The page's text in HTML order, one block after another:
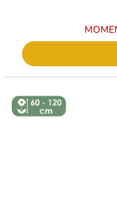
↕️ VÝŠKA 60
- 120 CM